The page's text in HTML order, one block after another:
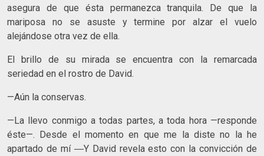
asegura de que ésta permanezca tranquila. De que la
mariposa no se asuste y termine por alzar el vuelo
alejándose otra vez de ella.
El brillo de su mirada se encuentra con la remarcada
seriedad en el rostro de David.
—Aún la conservas.
—La llevo conmigo a todas partes, a toda hora —responde
éste—. Desde el momento en que me la diste no la he
apartado de mí ―Y David revela esto con la convicción de